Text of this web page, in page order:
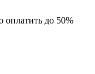
оплатить до 50%